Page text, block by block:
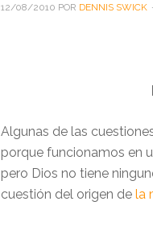
12/08/2010 POR DENNIS SWICK
Algunas de las
porque funcionamos en
pero Dios no tiene
cuestión del origen de la